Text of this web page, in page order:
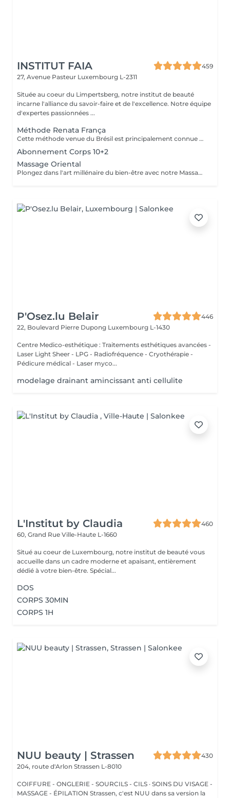
INSTITUT FAIA
459
27, Avenue Pasteur Luxembourg L-2311
Située au coeur du Limpertsberg, notre institut de beauté
incarne l'alliance du savoir-faire et de l'excellence. Notre équipe
d'expertes passionnées ...
Méthode Renata França
Cette méthode venue du Brésil est principalement connue pour son massage lymphatique manuel drainant mais ce compose en réalité de 3 techniques différentes ! En effet la méthode Renata Franca, est une méthode revisité du drainage lymphatique traditionnel. La méthode devient une version plus tonique et plus ciblée du drainage lymphatique connu et pratiqué jusqu'à ce jour. Grâce à ces gestes toniques et fermes, ces pompages réguliers et un rythme plus rapide, il semblerait que la méthode Renata Franca permette d'obtenir des résultats plus rapides et visuellement impressionnants.
Abonnement Corps 10+2
Massage Oriental
Plongez dans l'art millénaire du bien-être avec notre Massage Oriental. Cette expérience vous transporte vers des contrées lointaines, alliant des techniques de massage traditionnelles à des parfums envoûtants. Laissez-vous envelopper par des mouvements doux et apaisants qui éveillent vos sens tout en relâchant les tensions. Découvrez l'harmonie du corps et de l'esprit dans une atmosphère exotique. Réservez votre voyage vers la sérénité aujourd'hui.
P'Osez.lu Belair
446
22, Boulevard Pierre Dupong Luxembourg L-1430
Centre Medico-esthétique : Traitements esthétiques avancées -
Laser Light Sheer - LPG - Radiofréquence - Cryothérapie -
Pédicure médical - Laser myco...
modelage drainant amincissant anti cellulite
L'Institut by Claudia
460
60, Grand Rue Ville-Haute L-1660
Situé au coeur de Luxembourg, notre institut de beauté vous
accueille dans un cadre moderne et apaisant, entièrement
dédié à votre bien-être. Spécial...
DOS
CORPS 30MIN
CORPS 1H
NUU beauty | Strassen
430
204, route d'Arlon Strassen L-8010
COIFFURE - ONGLERIE - SOURCILS - CILS · SOINS DU VISAGE -
MASSAGE - ÉPILATION Strassen, c'est NUU dans sa version la